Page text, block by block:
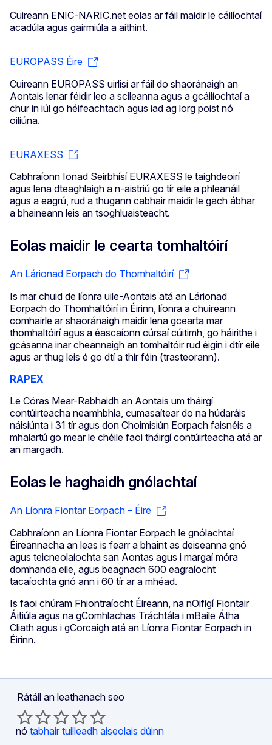
Cuireann ENIC-NARIC.net eolas ar fáil maidir le cáilíochtaí
acadúla agus gairmiúla a aithint.
EUROPASS Éire
Cuireann EUROPASS uirlisí ar fáil do shaoránaigh an
Aontais lenar féidir leo a scileanna agus a gcáilíochtaí a
chur in iúl go héifeachtach agus iad ag lorg poist nó
oiliúna.
EURAXESS
Cabhraíonn Ionad Seirbhísí EURAXESS le taighdeoirí
agus lena dteaghlaigh a n-aistriú go tír eile a phleanáil
agus a eagrú, rud a thugann cabhair maidir le gach ábhar
a bhaineann leis an tsoghluaisteacht.
Eolas maidir le cearta tomhaltóirí
An Lárionad Eorpach do Thomhaltóirí
Is mar chuid de líonra uile-Aontais atá an Lárionad
Eorpach do Thomhaltóirí in Éirinn, líonra a chuireann
comhairle ar shaoránaigh maidir lena gcearta mar
thomhaltóirí agus a éascaíonn cúrsaí cúitimh, go háirithe i
gcásanna inar cheannaigh an tomhaltóir rud éigin i dtír eile
agus ar thug leis é go dtí a thír féin (trasteorann).
RAPEX
Le Córas Mear-Rabhaidh an Aontais um tháirgí
contúirteacha neamhbhia, cumasaítear do na húdaráis
náisiúnta i 31 tír agus don Choimisiún Eorpach faisnéis a
mhalartú go mear le chéile faoi tháirgí contúirteacha atá ar
an margadh.
Eolas le haghaidh gnólachtaí
An Líonra Fiontar Eorpach – Éire
Cabhraíonn an Líonra Fiontar Eorpach le gnólachtaí
Éireannacha an leas is fearr a bhaint as deiseanna gnó
agus teicneolaíochta san Aontas agus i margaí móra
domhanda eile, agus beagnach 600 eagraíocht
tacaíochta gnó ann i 60 tír ar a mhéad.
Is faoi chúram Fhiontraíocht Éireann, na nOifigí Fiontair
Áitiúla agus na gComhlachas Tráchtála i mBaile Átha
Cliath agus i gCorcaigh atá an Líonra Fiontar Eorpach in
Éirinn.
Rátáil an leathanach seo
nó tabhair tuilleadh aiseolais dúinn